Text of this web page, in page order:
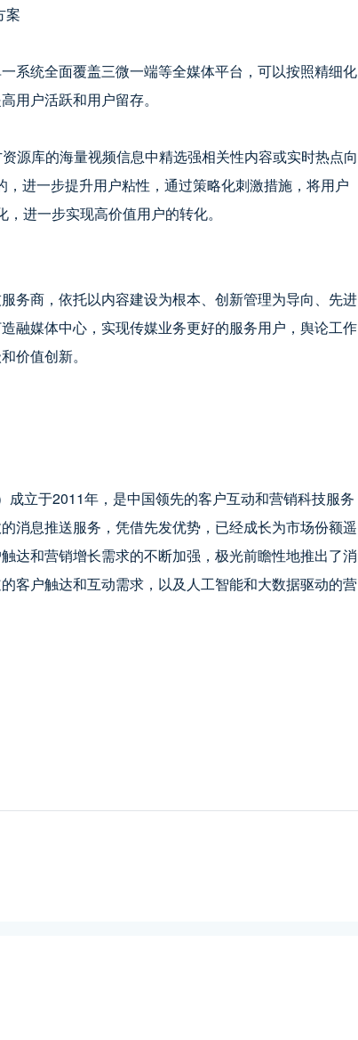
系统全面覆盖三微一端等全媒体平台，可以按照精细化
用户活跃和用户留存。
源库的海量视频信息中精选强相关性内容或实时热点向
进一步提升用户粘性，通过策略化刺激措施，将用户
进一步实现高价值用户的转化。
务商，依托以内容建设为根本、创新管理为导向、先进
融媒体中心，实现传媒业务更好的服务用户，舆论工作
价值创新。
立于2011年，是中国领先的客户互动和营销科技服务
消息推送服务，凭借先发优势，已经成长为市场份额遥
达和营销增长需求的不断加强，极光前瞻性地推出了消
客户触达和互动需求，以及人工智能和大数据驱动的营